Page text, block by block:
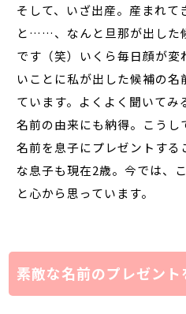
そして、いざ出産。産まれて
と……、なんと旦那が出した
です（笑）いくら毎日顔が
いことに私が出した候補の
ています。よくよく聞いてみ
名前の由来にも納得。こうし
名前を息子にプレゼントする
な息子も現在2歳。今では、
と心から思っています。
素敵な名前のプレゼント